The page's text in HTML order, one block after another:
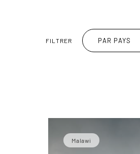
FILTRER PAR PAYS
Malawi